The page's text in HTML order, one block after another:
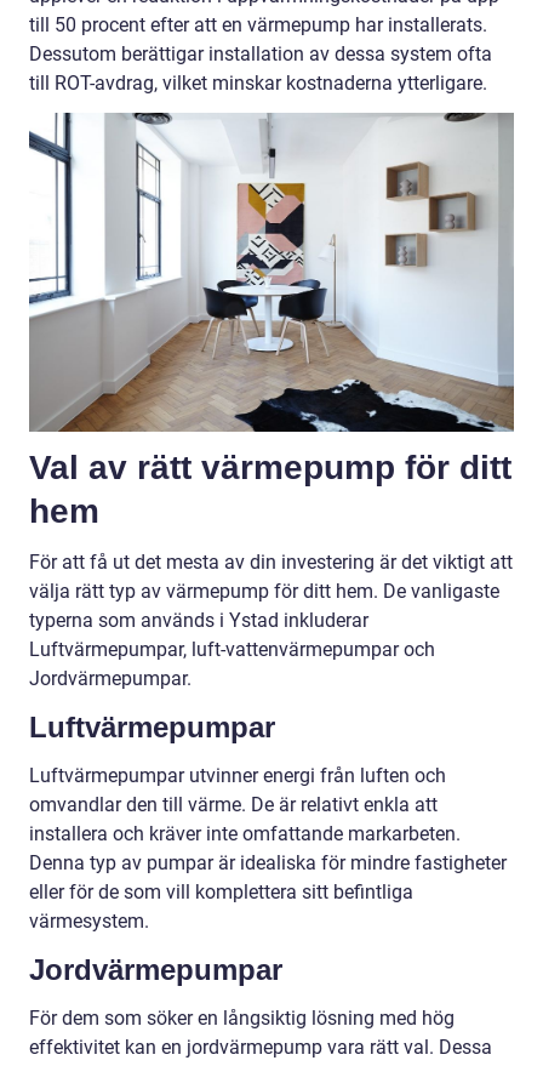
till 50 procent efter att en värmepump har installerats.
Dessutom berättigar installation av dessa system ofta
till ROT-avdrag, vilket minskar kostnaderna ytterligare.
Val av rätt värmepump för ditt
hem
För att få ut det mesta av din investering är det viktigt att
välja rätt typ av värmepump för ditt hem. De vanligaste
typerna som används i Ystad inkluderar
Luftvärmepumpar, luft-vattenvärmepumpar och
Jordvärmepumpar.
Luftvärmepumpar
Luftvärmepumpar utvinner energi från luften och
omvandlar den till värme. De är relativt enkla att
installera och kräver inte omfattande markarbeten.
Denna typ av pumpar är idealiska för mindre fastigheter
eller för de som vill komplettera sitt befintliga
värmesystem.
Jordvärmepumpar
För dem som söker en långsiktig lösning med hög
effektivitet kan en jordvärmepump vara rätt val. Dessa